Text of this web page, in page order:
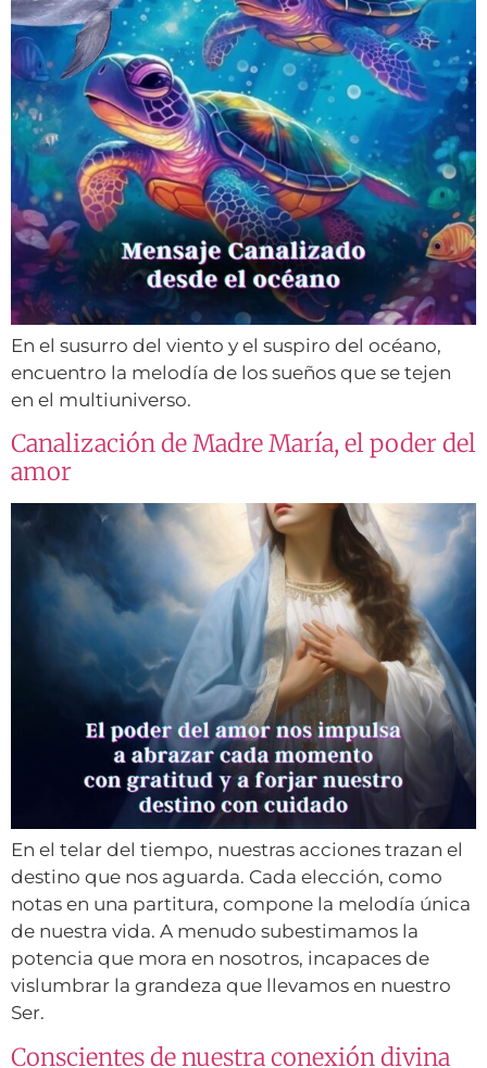
En el susurro del viento y el suspiro del océano,
encuentro la melodía de los sueños que se tejen
en el multiuniverso.
Canalización de Madre María, el poder del
amor
En el telar del tiempo, nuestras acciones trazan el
destino que nos aguarda. Cada elección, como
notas en una partitura, compone la melodía única
de nuestra vida. A menudo subestimamos la
potencia que mora en nosotros, incapaces de
vislumbrar la grandeza que llevamos en nuestro
Ser.
Conscientes de nuestra conexión divina